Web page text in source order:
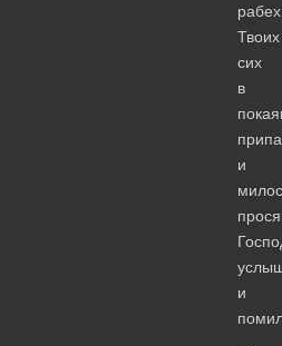
рабех
Твоих
сих
в
и
и